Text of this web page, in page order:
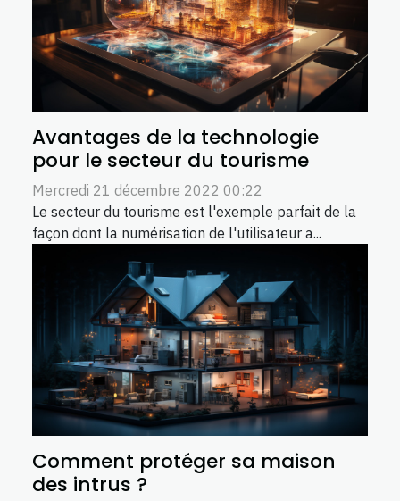
Avantages de la technologie
pour le secteur du tourisme
Mercredi 21 décembre 2022 00:22
Le secteur du tourisme est l'exemple parfait de la
façon dont la numérisation de l'utilisateur a...
Comment protéger sa maison
des intrus ?